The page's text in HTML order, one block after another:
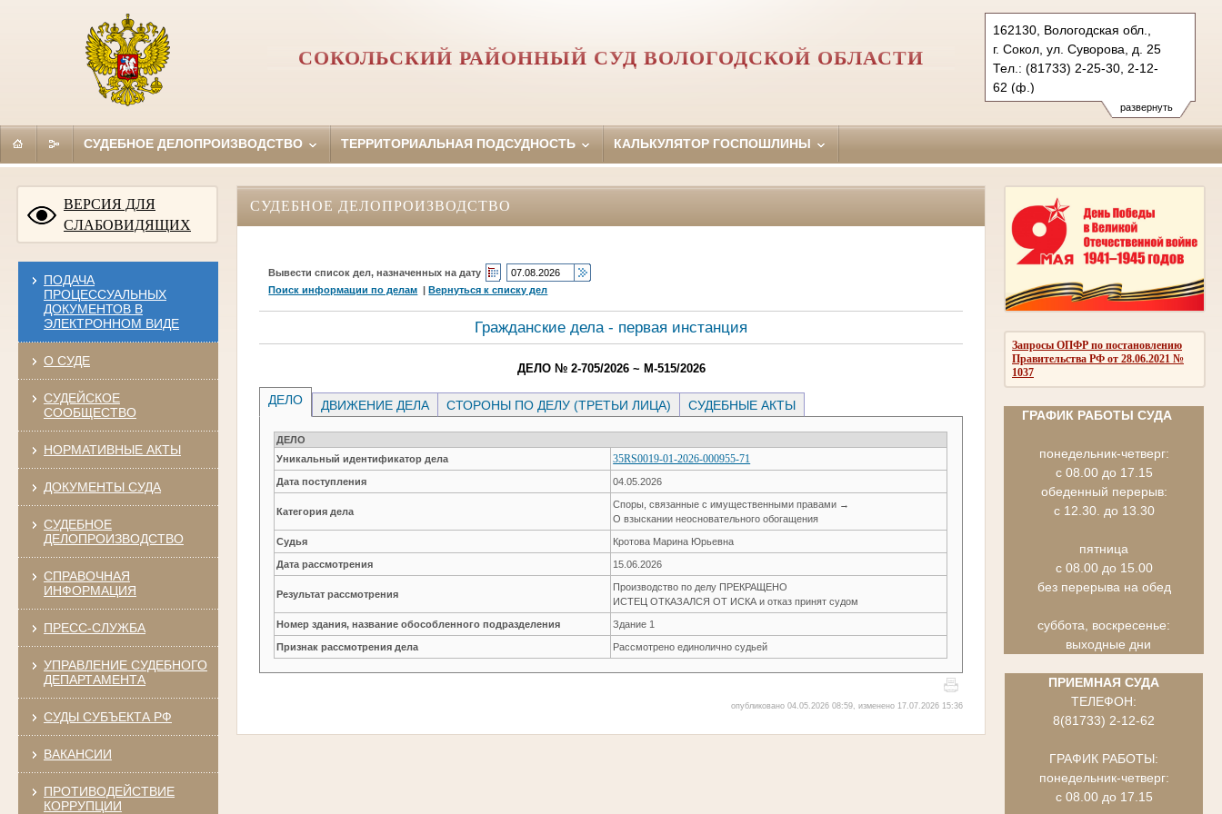
развернуть
162130, Вологодская обл.,
г. Сокол, ул. Суворова, д. 25
Тел.: (81733) 2-25-30, 2-12-
62 (ф.)
sokolsky.vld@sudrf.ru
СОКОЛЬСКИЙ РАЙОННЫЙ СУД ВОЛОГОДСКОЙ ОБЛАСТИ
СУДЕБНОЕ ДЕЛОПРОИЗВОДСТВО ТЕРРИТОРИАЛЬНАЯ ПОДСУДНОСТЬ КАЛЬКУЛЯТОР ГОСПОШЛИНЫ
ВЕРСИЯ ДЛЯ
СЛАБОВИДЯЩИХ
ПОДАЧА
ПРОЦЕССУАЛЬНЫХ
ДОКУМЕНТОВ В
ЭЛЕКТРОННОМ ВИДЕ
О СУДЕ
СУДЕЙСКОЕ
СООБЩЕСТВО
НОРМАТИВНЫЕ АКТЫ
ДОКУМЕНТЫ СУДА
СУДЕБНОЕ
ДЕЛОПРОИЗВОДСТВО
СПРАВОЧНАЯ
ИНФОРМАЦИЯ
ПРЕСС-СЛУЖБА
УПРАВЛЕНИЕ СУДЕБНОГО
ДЕПАРТАМЕНТА
СУДЫ СУБЪЕКТА РФ
ВАКАНСИИ
ПРОТИВОДЕЙСТВИЕ
КОРРУПЦИИ
Запросы ОПФР по постановлению
Правительства РФ от 28.06.2021 №
1037
ГРАФИК РАБОТЫ СУДА
понедельник-четверг:
с 08.00 до 17.15
обеденный перерыв:
с 12.30. до 13.30
пятница
с 08.00 до 15.00
без перерыва на обед
суббота, воскресенье:
выходные дни
ПРИЕМНАЯ СУДА
ТЕЛЕФОН:
8(81733) 2-12-62
ГРАФИК РАБОТЫ:
понедельник-четверг:
с 08.00 до 17.15
СУДЕБНОЕ ДЕЛОПРОИЗВОДСТВО
Вывести список дел, назначенных на дату
Поиск информации по делам |Вернуться к списку дел
Гражданские дела - первая инстанция
ДЕЛО № 2-705/2026 ~ М-515/2026
ДЕЛО ДВИЖЕНИЕ ДЕЛА СТОРОНЫ ПО ДЕЛУ (ТРЕТЬИ ЛИЦА) СУДЕБНЫЕ АКТЫ
ДЕЛО
Уникальный идентификатор дела
35RS0019-01-2026-000955-71
Дата поступления 04.05.2026
Категория дела
Споры, связанные с имущественными правами →
О взыскании неосновательного обогащения
Судья Кротова Марина Юрьевна
Дата рассмотрения 15.06.2026
Результат рассмотрения
Производство по делу ПРЕКРАЩЕНО
ИСТЕЦ ОТКАЗАЛСЯ ОТ ИСКА и отказ принят судом
Номер здания, название обособленного подразделения Здание 1
Признак рассмотрения дела Рассмотрено единолично судьей
опубликовано 04.05.2026 08:59, изменено 17.07.2026 15:36